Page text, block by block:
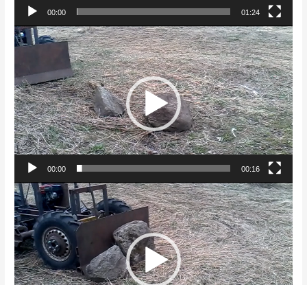
00:00 01:24
Videoesitaja
00:00 00:16
Videoesitaja